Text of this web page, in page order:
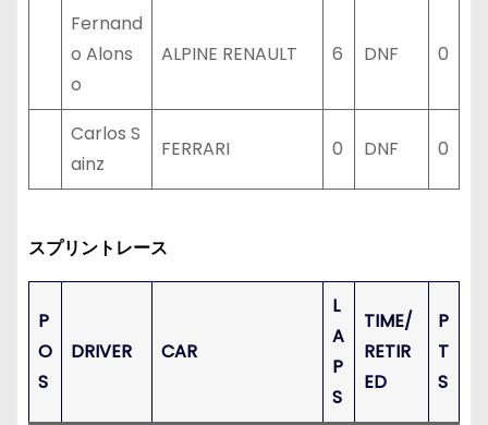
Fernand
o Alons
o
ALPINE RENAULT 6 DNF 0
Carlos S
ainz
FERRARI 0 DNF 0
スプリントレース
P
O
S
DRIVER CAR
L
A
P
S
TIME/
RETIR
ED
P
T
S